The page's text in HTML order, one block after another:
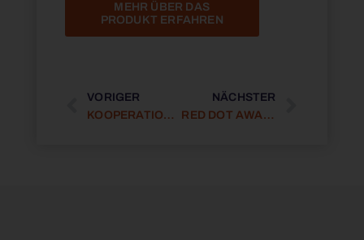
MEHR ÜBER DAS
PRODUKT ERFAHREN
VORIGER
KOOPERATIONSPROJEKT MIT DER HOCHSCHULE COBURG
NÄCHSTER
RED DOT AWARD 2026 FÜR ONTIGO 10